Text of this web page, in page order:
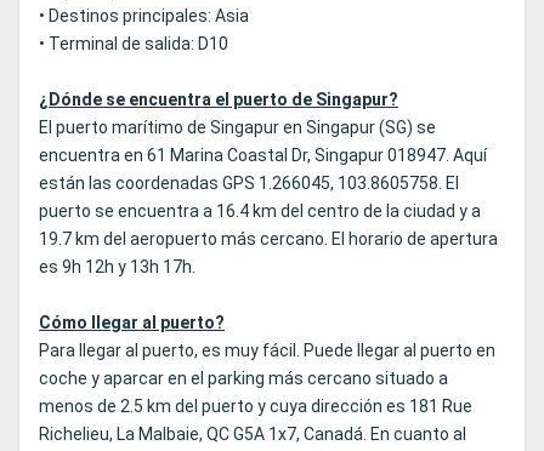
• Destinos principales: Asia
• Terminal de salida: D10
¿Dónde se encuentra el puerto de Singapur?
El puerto marítimo de Singapur en Singapur (SG) se
encuentra en 61 Marina Coastal Dr, Singapur 018947. Aquí
están las coordenadas GPS 1.266045, 103.8605758. El
puerto se encuentra a 16.4 km del centro de la ciudad y a
19.7 km del aeropuerto más cercano. El horario de apertura
es 9h 12h y 13h 17h.
Cómo llegar al puerto?
Para llegar al puerto, es muy fácil. Puede llegar al puerto en
coche y aparcar en el parking más cercano situado a
menos de 2.5 km del puerto y cuya dirección es 181 Rue
Richelieu, La Malbaie, QC G5A 1x7, Canadá. En cuanto al